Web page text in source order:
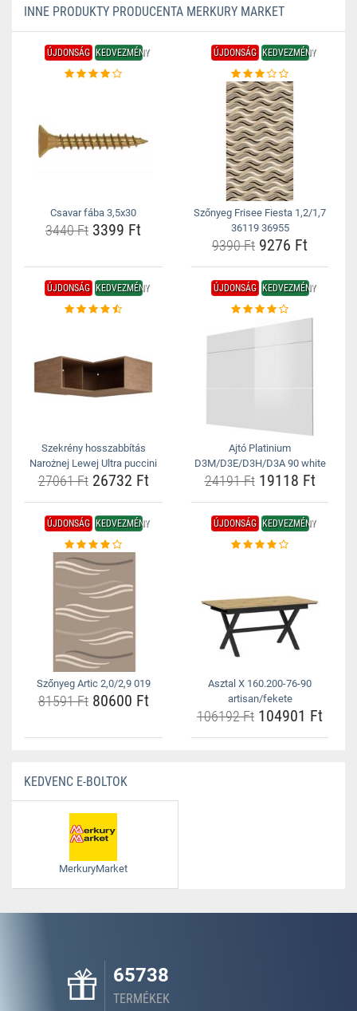
INNE PRODUKTY PRODUCENTA MERKURY MARKET
ÚJDONSÁG KEDVEZMÉNY
Csavar fába 3,5x30
3440 Ft 3399 Ft
ÚJDONSÁG KEDVEZMÉNY
Szőnyeg Frisee Fiesta 1,2/1,7
36119 36955
9390 Ft 9276 Ft
ÚJDONSÁG KEDVEZMÉNY
Szekrény hosszabbítás
Narożnej Lewej Ultra puccini
27061 Ft26732 Ft
ÚJDONSÁG KEDVEZMÉNY
Ajtó Platinium
D3M/D3E/D3H/D3A 90 white
24191 Ft19118 Ft
ÚJDONSÁG KEDVEZMÉNY
Szőnyeg Artic 2,0/2,9 019
81591 Ft80600 Ft
ÚJDONSÁG KEDVEZMÉNY
Asztal X 160.200-76-90
artisan/fekete
106192 Ft 104901 Ft
KEDVENC E-BOLTOK
MerkuryMarket
65738
TERMÉKEK